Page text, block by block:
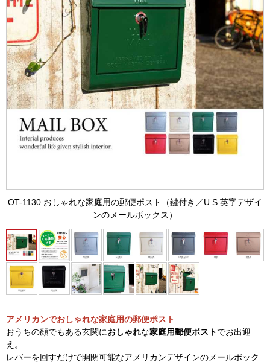
OT-1130 おしゃれな家庭用の郵便ポスト（鍵付き／U.S.英字デザイ
ンのメールボックス）
アメリカンでおしゃれな家庭用の郵便ポスト
おうちの顔でもある玄関におしゃれな家庭用郵便ポストでお出迎
え。
レバーを回すだけで開閉可能なアメリカンデザインのメールボック